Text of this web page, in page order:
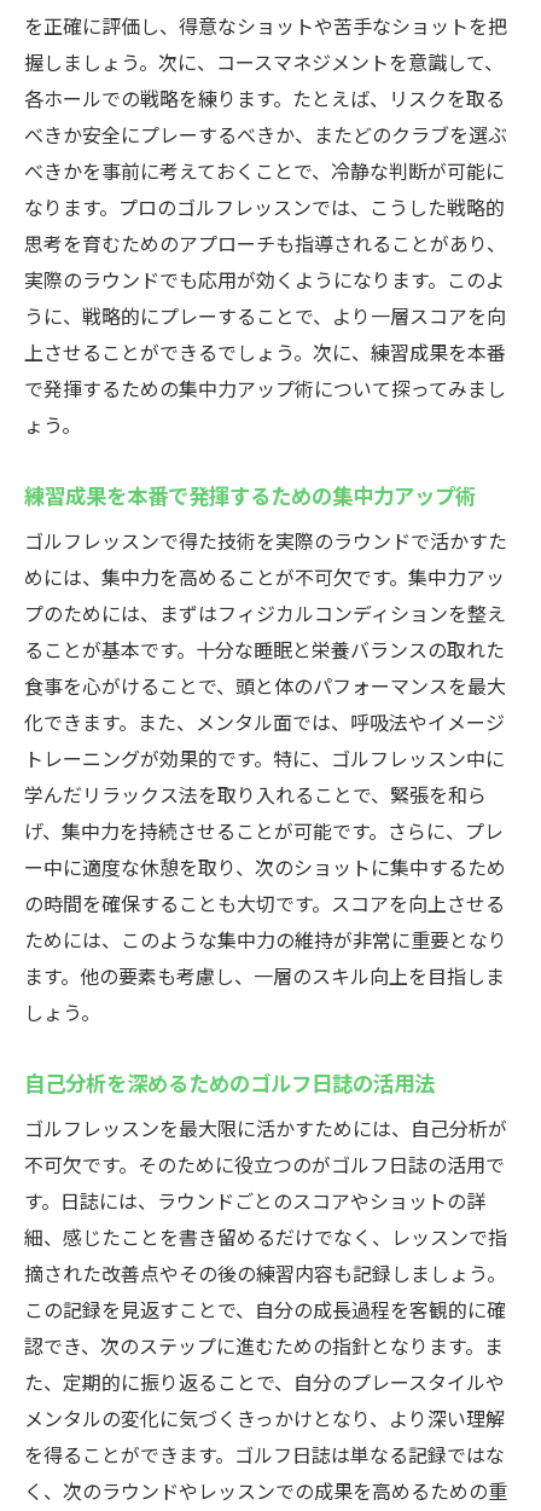
を正確に評価し、得意なショットや苦手なショットを把
握しましょう。次に、コースマネジメントを意識して、
各ホールでの戦略を練ります。たとえば、リスクを取る
べきか安全にプレーするべきか、またどのクラブを選ぶ
べきかを事前に考えておくことで、冷静な判断が可能に
なります。プロのゴルフレッスンでは、こうした戦略的
思考を育むためのアプローチも指導されることがあり、
実際のラウンドでも応用が効くようになります。このよ
うに、戦略的にプレーすることで、より一層スコアを向
上させることができるでしょう。次に、練習成果を本番
で発揮するための集中力アップ術について探ってみまし
ょう。
練習成果を本番で発揮するための集中力アップ術
ゴルフレッスンで得た技術を実際のラウンドで活かすた
めには、集中力を高めることが不可欠です。集中力アッ
プのためには、まずはフィジカルコンディションを整え
ることが基本です。十分な睡眠と栄養バランスの取れた
食事を心がけることで、頭と体のパフォーマンスを最大
化できます。また、メンタル面では、呼吸法やイメージ
トレーニングが効果的です。特に、ゴルフレッスン中に
学んだリラックス法を取り入れることで、緊張を和ら
げ、集中力を持続させることが可能です。さらに、プレ
ー中に適度な休憩を取り、次のショットに集中するため
の時間を確保することも大切です。スコアを向上させる
ためには、このような集中力の維持が非常に重要となり
ます。他の要素も考慮し、一層のスキル向上を目指しま
しょう。
自己分析を深めるためのゴルフ日誌の活用法
ゴルフレッスンを最大限に活かすためには、自己分析が
不可欠です。そのために役立つのがゴルフ日誌の活用で
す。日誌には、ラウンドごとのスコアやショットの詳
細、感じたことを書き留めるだけでなく、レッスンで指
摘された改善点やその後の練習内容も記録しましょう。
この記録を見返すことで、自分の成長過程を客観的に確
認でき、次のステップに進むための指針となります。ま
た、定期的に振り返ることで、自分のプレースタイルや
メンタルの変化に気づくきっかけとなり、より深い理解
を得ることができます。ゴルフ日誌は単なる記録ではな
く、次のラウンドやレッスンでの成果を高めるための重